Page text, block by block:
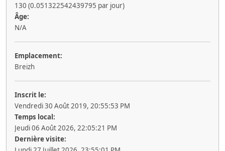
130 (0.051322542439795 par jour)
Âge:
N/A
Emplacement:
Breizh
Inscrit le:
Vendredi 30 Août 2019, 20:55:53 PM
Temps local:
Jeudi 06 Août 2026, 22:05:21 PM
Dernière visite: